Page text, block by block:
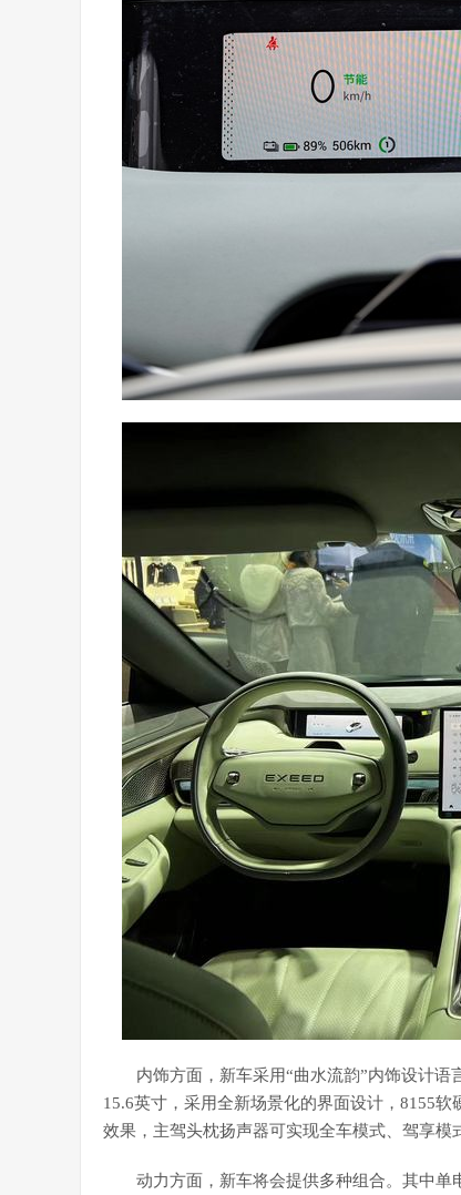
内饰方面，新车采用“曲水流韵”内饰设计
15.6英寸，采用全新场景化的界面设计，8155
效果，主驾头枕扬声器可实现全车模式、驾享模
动力方面，新车将会提供多种组合。其中